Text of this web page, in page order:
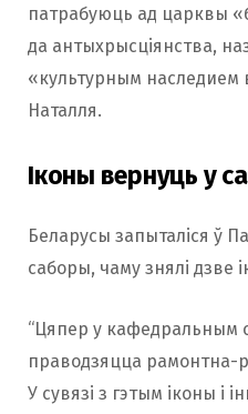
патрабуюць ад царквы
да антыхрысціянства,
«культурным наследием
Наталля.
Іконы вернуць у
Беларусы запыталіся ў
саборы, чаму знялі дзве
“Цяпер у кафедральным
праводзяцца рамонтна-
У сувязі з гэтым іконы і